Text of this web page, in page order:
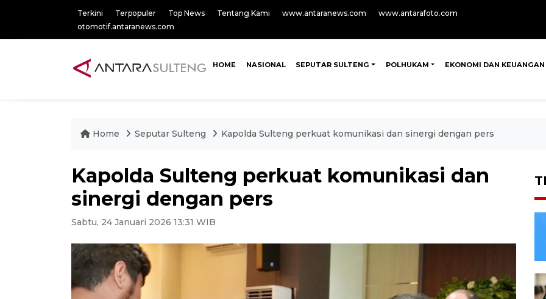
Terkini Terpopuler Top News Tentang Kami www.antaranews.com
www.antarafoto.com
otomotif.antaranews.com
HOME NASIONAL SEPUTAR SULTENG POLHUKAM EKONOMI DAN KEUANGAN
Home Seputar Sulteng Kapolda Sulteng perkuat komunikasi dan sinergi dengan pers
Kapolda Sulteng perkuat komunikasi dan
sinergi dengan pers
Sabtu, 24 Januari 2026 13:31 WIB